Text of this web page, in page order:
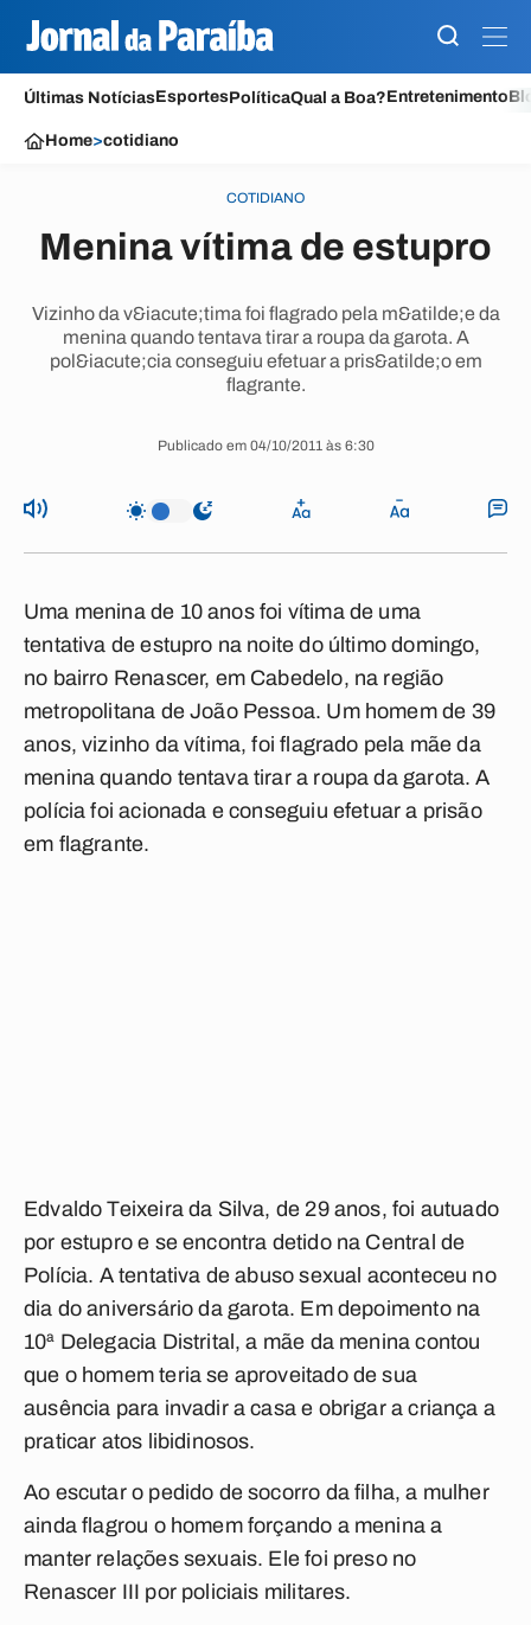
Últimas NotíciasEsportesPolíticaQual a Boa?Entretenimento
Home>cotidiano
COTIDIANO
Menina vítima de estupro
Vizinho da v&iacute;tima foi flagrado pela m&atilde;e da
menina quando tentava tirar a roupa da garota. A
pol&iacute;cia conseguiu efetuar a pris&atilde;o em
flagrante.
Publicado em 04/10/2011 às 6:30
Uma menina de 10 anos foi vítima de uma
tentativa de estupro na noite do último domingo,
no bairro Renascer, em Cabedelo, na região
metropolitana de João Pessoa. Um homem de 39
anos, vizinho da vítima, foi flagrado pela mãe da
menina quando tentava tirar a roupa da garota. A
polícia foi acionada e conseguiu efetuar a prisão
em flagrante.
Edvaldo Teixeira da Silva, de 29 anos, foi autuado
por estupro e se encontra detido na Central de
Polícia. A tentativa de abuso sexual aconteceu no
dia do aniversário da garota. Em depoimento na
10ª Delegacia Distrital, a mãe da menina contou
que o homem teria se aproveitado de sua
ausência para invadir a casa e obrigar a criança a
praticar atos libidinosos.
Ao escutar o pedido de socorro da filha, a mulher
ainda flagrou o homem forçando a menina a
manter relações sexuais. Ele foi preso no
Renascer III por policiais militares.